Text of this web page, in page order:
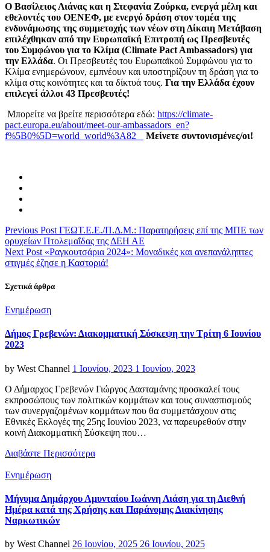
Ο Βασίλειος Λιάνας και η Στεφανία Ζούρκα, ενεργά μέλη και
εθελοντές του ΟΕΝΕΦ, με ενεργό δράση στον τομέα της
ενδυνάμωσης της συμμετοχής των νέων στη Δίκαιη Μετάβαση
επιλέχθηκαν από την Ευρωπαϊκή Επιτροπή ως Πρεσβευτές
του Συμφώνου για το Κλίμα (Climate Pact Ambassadors) για
την Ελλάδα. Οι Πρεσβευτές του Ευρωπαϊκού Συμφώνου για το
Κλίμα ενημερώνουν, εμπνέουν και υποστηρίζουν τη δράση για το
κλίμα στις κοινότητες και τα δίκτυά τους. Για την Ελλάδα έχουν
επιλεγεί άλλοι 43 Πρεσβευτές!
Μπορείτε να βρείτε περισσότερα εδώ: https://climate-
pact.europa.eu/about/meet-our-ambassadors_en?
f%5B0%5D=world_world%3A82
Μείνετε συντονισμένες/οι!
Previous Post ΓΕΩΤ.Ε.Ε./Π.Δ.Μ.: Παρατηρήσεις επί της ΜΠΕ των
ορυχείων Πτολεμαΐδας της ΔΕΗ ΑΕ
Next Post «Ραγκουτσάρια 2024»: Μοναδικές και ανεπανάληπτες
στιγμές έζησε η Καστοριά!
Σχετικά άρθρα
Categories
Ενημέρωση
Δήμος Γρεβενών: Διακομματική Σύσκεψη την Τρίτη 6 Ιουνίου
2023
by West Channel Posted
1 Ιουνίου, 2023 1 Ιουνίου, 2023
Ο Δήμαρχος Γρεβενών Γιώργος Δασταμάνης προσκαλεί τους
εκπροσώπους των πολιτικών κομμάτων και τους συνασπισμούς
των συνεργαζομένων κομμάτων που θα συμμετάσχουν στις
Εθνικές Εκλογές της 25ης Ιουνίου 2023, να παρευρεθούν στην
κοινή Διακομματική Σύσκεψη που…
Διαβάστε Περισσότερα
Categories
Ενημέρωση
Μήνυμα Δημάρχου Αμυνταίου Ιωάννη Λιάση για τη Διεθνή
Ημέρα κατά της Χρήσης και Παράνομης Διακίνησης
Ναρκωτικών
by West Channel Posted
26 Ιουνίου, 2025 26 Ιουνίου, 2025